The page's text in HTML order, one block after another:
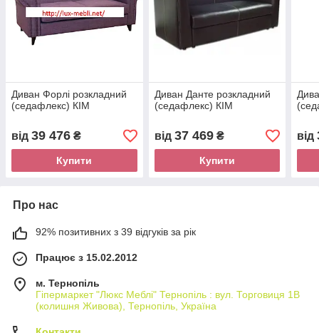
Диван Форлі розкладний
(седафлекс) КІМ
від 39 476 ₴
Купити
Диван Данте розкладний
(седафлекс) КІМ
від 37 469₴
Купити
від
Про нас
92% позитивних з 39 відгуків за рік
Працює з 15.02.2012
м. Тернопіль
Гіпермаркет "Люкс Меблі" Тернопіль : вул. Торговиця 1В
(колишня Живова), Тернопіль, Україна